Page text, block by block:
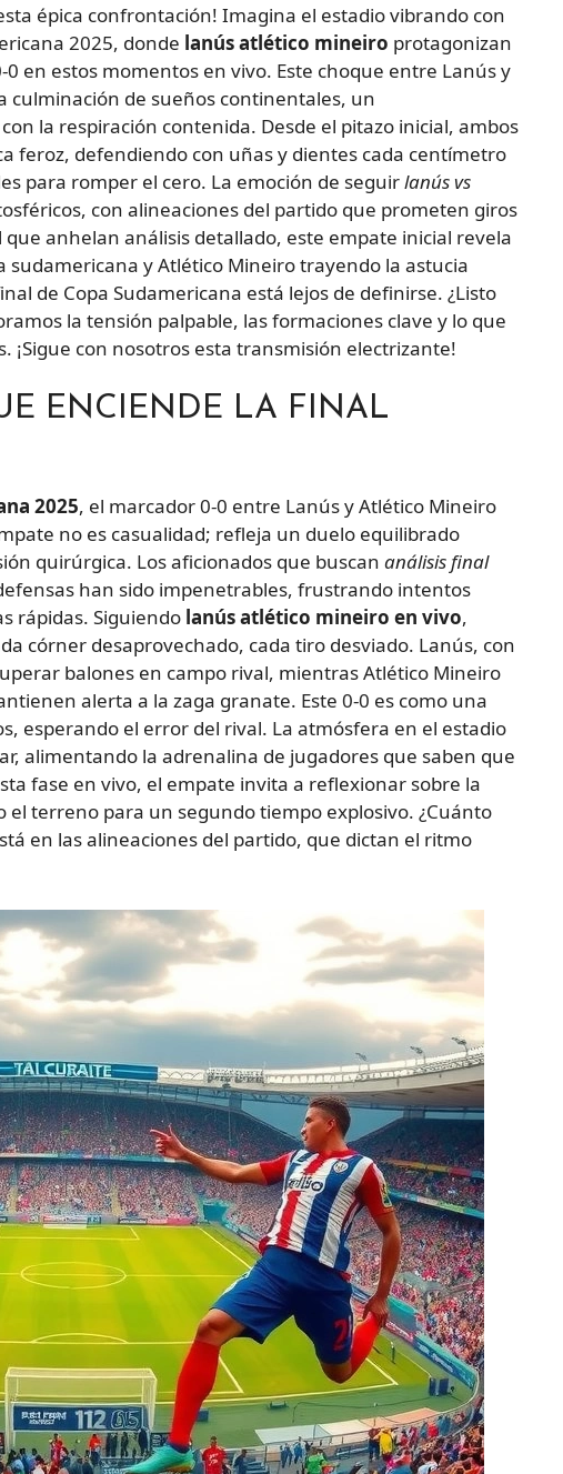
épica confrontación! Imagina el estadio vibrando con
2025, donde lanús atlético mineiro protagonizan
en estos momentos en vivo. Este choque entre Lanús y
culminación de sueños continentales, un
la respiración contenida. Desde el pitazo inicial, ambos
feroz, defendiendo con uñas y dientes cada centímetro
para romper el cero. La emoción de seguirlanús vs
con alineaciones del partido que prometen giros
anhelan análisis detallado, este empate inicial revela
y Atlético Mineiro trayendo la astucia
de Copa Sudamericana está lejos de definirse. ¿Listo
la tensión palpable, las formaciones clave y lo que
¡Sigue con nosotros esta transmisión electrizante!
ENCIENDE LA FINAL
2025, el marcador 0-0 entre Lanús y Atlético Mineiro
no es casualidad; refleja un duelo equilibrado
quirúrgica. Los aficionados que buscan análisis final
han sido impenetrables, frustrando intentos
rápidas. Siguiendo lanús atlético mineiro en vivo,
córner desaprovechado, cada tiro desviado. Lanús, con
balones en campo rival, mientras Atlético Mineiro
alerta a la zaga granate. Este 0-0 es como una
esperando el error del rival. La atmósfera en el estadio
alimentando la adrenalina de jugadores que saben que
fase en vivo, el empate invita a reflexionar sobre la
terreno para un segundo tiempo explosivo. ¿Cuánto
en las alineaciones del partido, que dictan el ritmo